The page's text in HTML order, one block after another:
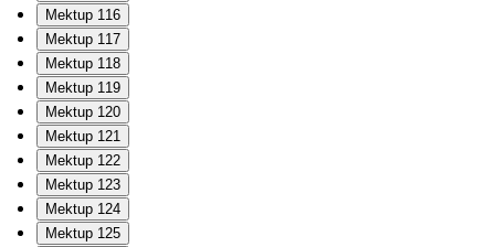
Mektup 116
Mektup 117
Mektup 118
Mektup 119
Mektup 120
Mektup 121
Mektup 122
Mektup 123
Mektup 124
Mektup 125